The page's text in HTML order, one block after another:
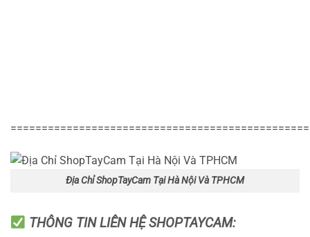
Địa Chỉ ShopTayCam Tại Hà Nội Và TPHCM
THÔNG TIN LIÊN HỆ SHOPTAYCAM: